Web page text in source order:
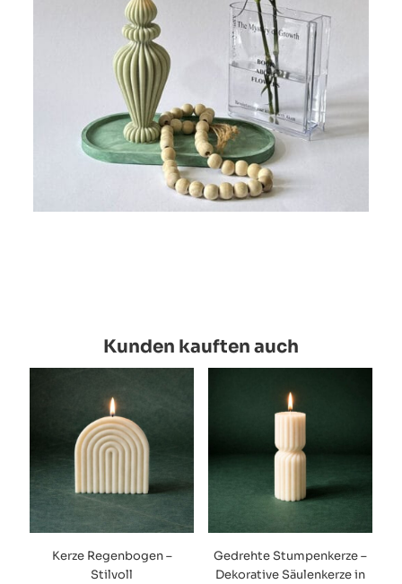
Kunden kauften auch
Kerze Regenbogen –
Stilvoll
Gedrehte Stumpenkerze –
Dekorative Säulenkerze in